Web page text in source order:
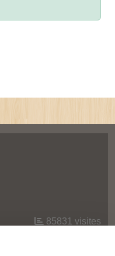
85831 visites